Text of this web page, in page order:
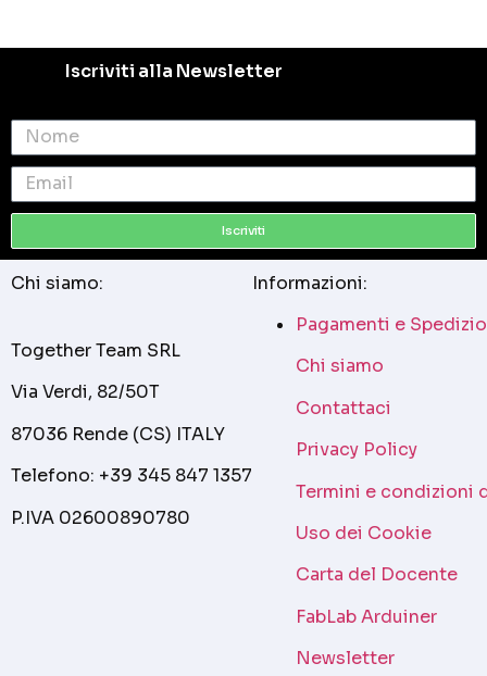
Iscriviti alla Newsletter
Iscriviti
Chi siamo:
Together Team SRL
Via Verdi, 82/50T
87036 Rende (CS) ITALY
Telefono: +39 345 847 1357
P.IVA 02600890780
Informazioni:
Pagamenti e
Chi siamo
Contattaci
Privacy Policy
Termini e condizioni
Uso dei Cookie
Carta del Docente
FabLab Arduiner
Newsletter